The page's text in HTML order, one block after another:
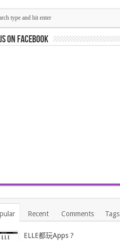
on Facebook
Recent Comments Tags
ELLE都玩Apps ?